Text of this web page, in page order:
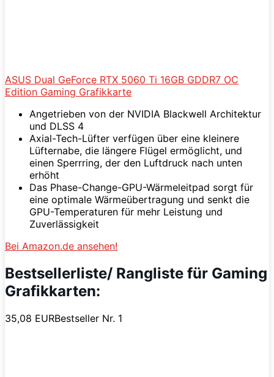
ASUS Dual GeForce RTX 5060 Ti 16GB GDDR7 OC
Edition Gaming Grafikkarte
Angetrieben von der NVIDIA Blackwell Architektur
und DLSS 4
Axial-Tech-Lüfter verfügen über eine kleinere
Lüfternabe, die längere Flügel ermöglicht, und
einen Sperrring, der den Luftdruck nach unten
erhöht
Das Phase-Change-GPU-Wärmeleitpad sorgt für
eine optimale Wärmeübertragung und senkt die
GPU-Temperaturen für mehr Leistung und
Zuverlässigkeit
Bei Amazon.de ansehen!
Bestsellerliste/ Rangliste für Gaming
Grafikkarten:
35,08 EURBestseller Nr. 1